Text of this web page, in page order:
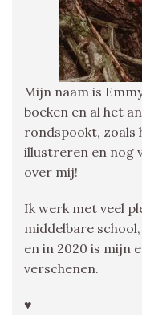
Mijn naam is
boeken en al het
rondspookt, zoals
illustreren en nog
over mij!
Ik werk met veel
middelbare
en in 2020 is mijn
verschenen.
♥